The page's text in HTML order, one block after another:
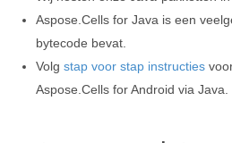
Aspose.Cells for Java is een
bytecode bevat.
Volg stap voor stap instructies
Aspose.Cells for Android via Java.